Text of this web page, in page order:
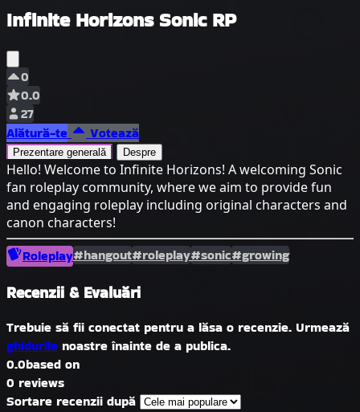
Infinite Horizons Sonic RP
0
0.0
27
Alătură-te
Votează
Prezentare generală Despre
Hello! Welcome to Infinite Horizons! A welcoming Sonic
fan roleplay community, where we aim to provide fun
and engaging roleplay including original characters and
canon characters!
Roleplay#hangout#roleplay#sonic#growing
Recenzii & Evaluări
Trebuie să fii conectat pentru a lăsa o recenzie. Urmează
ghidurile noastre înainte de a publica.
0.0based on
0 reviews
Sortare recenzii după